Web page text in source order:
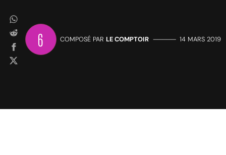
6 COMPOSÉ PAR LE COMPTOIR ————— 14 MARS 2019